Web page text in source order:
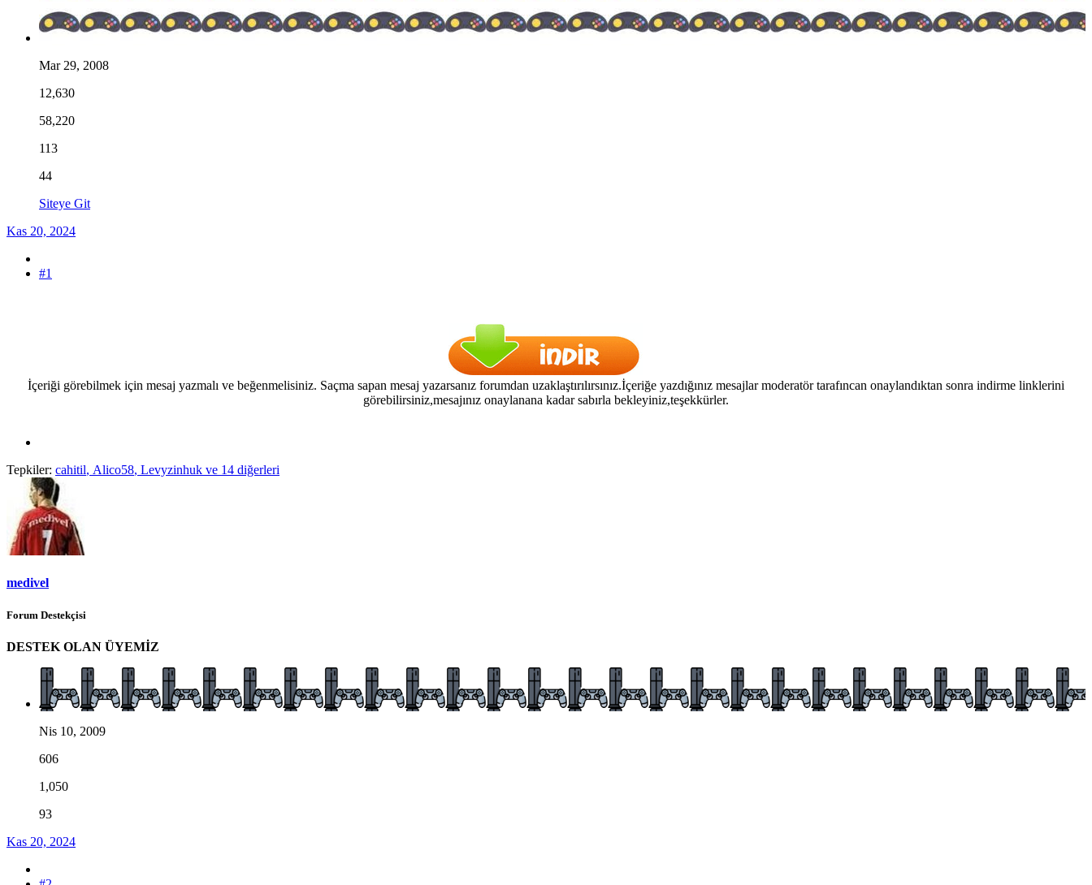
Mar 29, 2008
12,630
58,220
113
44
Siteye Git
Kas 20, 2024
#1
İçeriği görebilmek için mesaj yazmalı ve beğenmelisiniz. Saçma sapan mesaj yazarsanız forumdan uzaklaştırılırsınız.İçeriğe yazdığınız mesajlar moderatör tarafıncan onaylandıktan sonra indirme linklerini
görebilirsiniz,mesajınız onaylanana kadar sabırla bekleyiniz,teşekkürler.
Tepkiler: cahitil, Alico58, Levyzinhuk ve 14 diğerleri
medivel
Forum Destekçisi
DESTEK OLAN ÜYEMİZ
Nis 10, 2009
606
1,050
93
Kas 20, 2024